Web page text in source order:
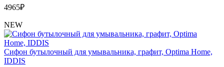
4965₽
NEW
Сифон бутылочный для умывальника, графит, Optima Home,
IDDIS